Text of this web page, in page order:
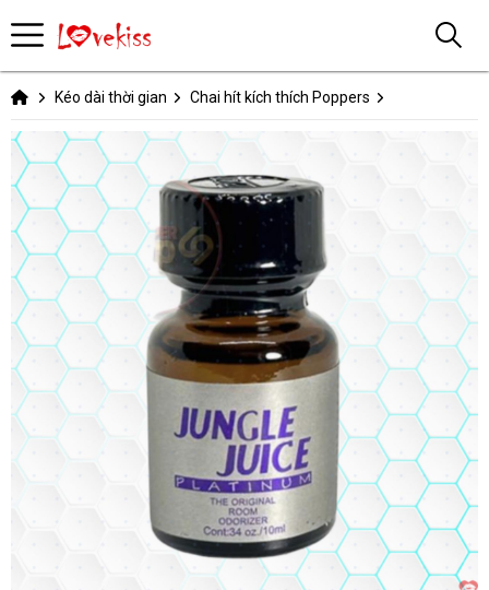
Kéo dài thời gian Chai hít kích thích Poppers